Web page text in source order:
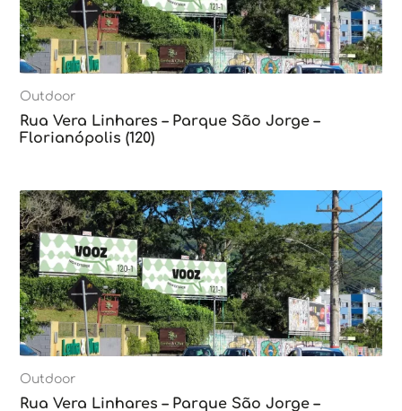
Outdoor
Rua Vera Linhares – Parque São Jorge –
Florianópolis (120)
Outdoor
Rua Vera Linhares – Parque São Jorge –